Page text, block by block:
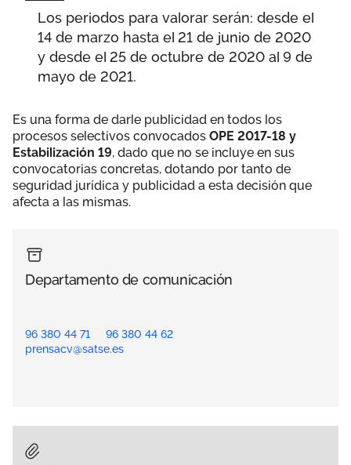
Los periodos para valorar serán: desde el
14 de marzo hasta el 21 de junio de 2020
y desde el 25 de octubre de 2020 al 9 de
mayo de 2021.
Es una forma de darle publicidad en todos los
procesos selectivos convocados OPE 2017-18 y
Estabilización 19, dado que no se incluye en sus
convocatorias concretas, dotando por tanto de
seguridad jurídica y publicidad a esta decisión que
afecta a las mismas.
Departamento de comunicación
96 380 44 71
96 380 44 62
prensacv@satse.es